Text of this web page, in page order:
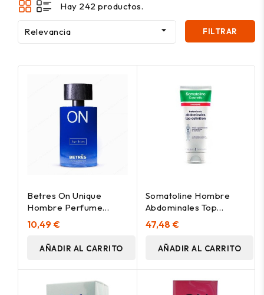
Hay 242 productos.
Relevancia  FILTRAR
Betres On Unique
Hombre Perfume
100Ml
10,49 €
AÑADIR AL CARRITO
Somatoline Hombre
Abdominales Top
Definition, 200 Ml
47,48 €
AÑADIR AL CARRITO